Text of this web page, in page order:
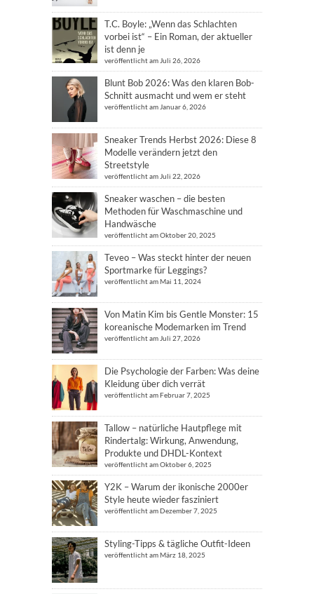
T.C. Boyle: „Wenn das Schlachten
vorbei ist“ – Ein Roman, der aktueller
ist denn je
veröffentlicht am Juli 26, 2026
Blunt Bob 2026: Was den klaren Bob-
Schnitt ausmacht und wem er steht
veröffentlicht am Januar 6, 2026
Sneaker Trends Herbst 2026: Diese 8
Modelle verändern jetzt den
Streetstyle
veröffentlicht am Juli 22, 2026
Sneaker waschen – die besten
Methoden für Waschmaschine und
Handwäsche
veröffentlicht am Oktober 20, 2025
Teveo – Was steckt hinter der neuen
Sportmarke für Leggings?
veröffentlicht am Mai 11, 2024
Von Matin Kim bis Gentle Monster: 15
koreanische Modemarken im Trend
veröffentlicht am Juli 27, 2026
Die Psychologie der Farben: Was deine
Kleidung über dich verrät
veröffentlicht am Februar 7, 2025
Tallow – natürliche Hautpflege mit
Rindertalg: Wirkung, Anwendung,
Produkte und DHDL-Kontext
veröffentlicht am Oktober 6, 2025
Y2K – Warum der ikonische 2000er
Style heute wieder fasziniert
veröffentlicht am Dezember 7, 2025
Styling-Tipps & tägliche Outfit-Ideen
veröffentlicht am März 18, 2025